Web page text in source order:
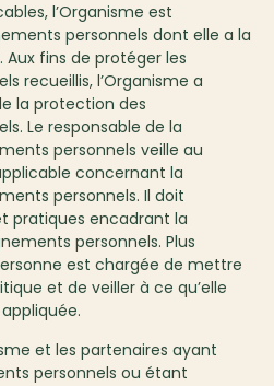
l’Organisme est
personnels dont elle a la
fins de protéger les
recueillis, l’Organisme a
la protection des
Le responsable de la
personnels veille au
concernant la
personnels. Il doit
pratiques encadrant la
personnels. Plus
est chargée de mettre
et de veiller à ce qu’elle
et les partenaires ayant
personnels ou étant